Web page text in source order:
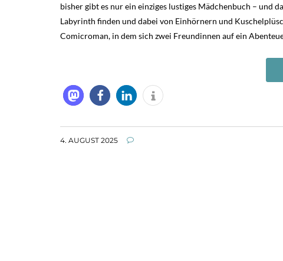
bisher gibt es nur ein einziges lustiges Mädchenbuch – und
Labyrinth finden und dabei von Einhörnern und
Comicroman, in dem sich zwei Freundinnen auf ein
4. AUGUST 2025